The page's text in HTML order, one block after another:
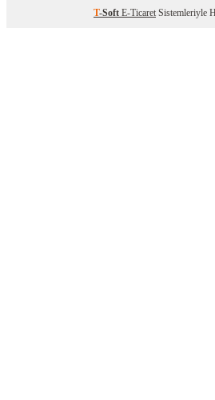
T-Soft E-Ticaret Sistemleriyle